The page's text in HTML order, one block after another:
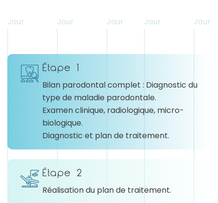
Jour Jour Jour Jour Jour
Étape 1
Bilan parodontal complet : Diagnostic du
type de maladie parodontale.
Examen clinique, radiologique, micro-
biologique.
Diagnostic et plan de traitement.
Étape 2
Réalisation du plan de traitement.